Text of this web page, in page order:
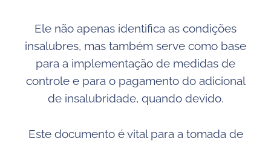
Ele não apenas identifica as condições
insalubres, mas também serve como base
para a implementação de medidas de
controle e para o pagamento do adicional
de insalubridade, quando devido.
Este documento é vital para a tomada de